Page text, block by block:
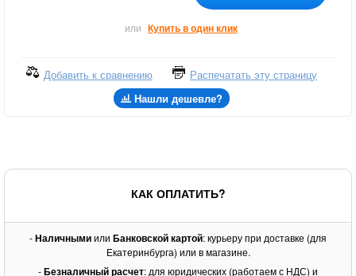
или Купить в один клик
Добавить к сравнению
Распечатать эту страницу
Нашли дешевле?
КАК ОПЛАТИТЬ?
-Наличнымиили Банковской картой: курьеру при доставке (для
Екатеринбурга) или в магазине.
-Безналичный расчет: для юридических (работаем с НДС) и